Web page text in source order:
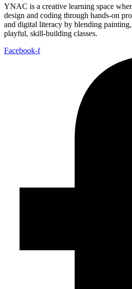
YNAC is a creative learning space
design and coding through hands‑on
and digital literacy by blending
playful, skill‑building classes.
Facebook-f